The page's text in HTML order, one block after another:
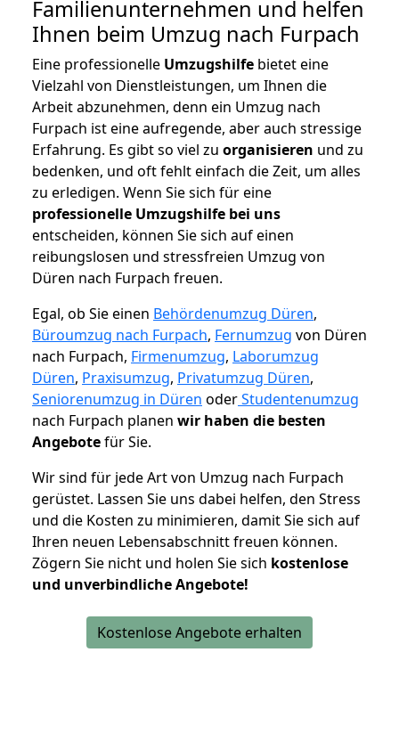
Familienunternehmen und helfen
Ihnen beim Umzug nach Furpach
Eine professionelle Umzugshilfe bietet eine
Vielzahl von Dienstleistungen, um Ihnen die
Arbeit abzunehmen, denn ein Umzug nach
Furpach ist eine aufregende, aber auch stressige
Erfahrung. Es gibt so viel zu organisieren und zu
bedenken, und oft fehlt einfach die Zeit, um alles
zu erledigen. Wenn Sie sich für eine
professionelle Umzugshilfe bei uns
entscheiden, können Sie sich auf einen
reibungslosen und stressfreien Umzug von
Düren nach Furpach freuen.
Egal, ob Sie einen Behördenumzug Düren,
Büroumzug nach Furpach, Fernumzug von Düren
nach Furpach, Firmenumzug, Laborumzug
Düren, Praxisumzug, Privatumzug Düren,
Seniorenumzug in Düren oderStudentenumzug
nach Furpach planen wir haben die besten
Angebotefür Sie.
Wir sind für jede Art von Umzug nach Furpach
gerüstet. Lassen Sie uns dabei helfen, den Stress
und die Kosten zu minimieren, damit Sie sich auf
Ihren neuen Lebensabschnitt freuen können.
Zögern Sie nicht und holen Sie sich kostenlose
und unverbindliche Angebote!
Kostenlose Angebote erhalten